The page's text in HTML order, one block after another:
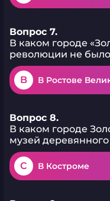
Вопрос 7.
В каком городе
революции не
B В Ростове
Вопрос 8.
В каком городе
музей деревянного
C В Костроме